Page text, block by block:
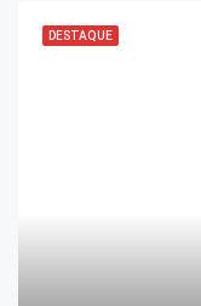
DESTAQUE